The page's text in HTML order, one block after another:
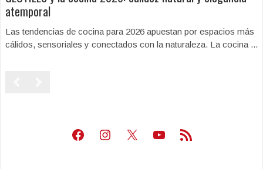
atemporal
Las tendencias de cocina para 2026 apuestan por espacios más
cálidos, sensoriales y conectados con la naturaleza. La cocina ...
Facebook
Instagram
X Youtube
Feed RSS